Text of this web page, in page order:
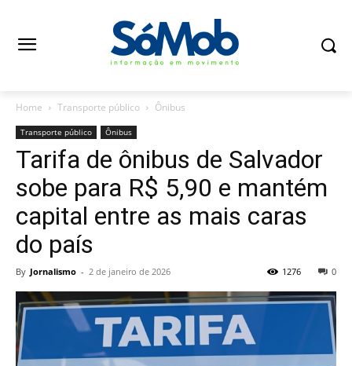
Home Transporte público Ônibus
Transporte público Ônibus
Tarifa de ônibus de Salvador
sobe para R$ 5,90 e mantém
capital entre as mais caras
do país
By Jornalismo - 2 de janeiro de 2026 0
1276